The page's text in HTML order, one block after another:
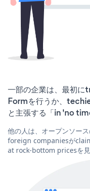
一部の企業は、最初
Formを行うか、
と主張する「in 'no
他の人は、オープンソー
foreign companiesが
at rock-bottom pricesを見